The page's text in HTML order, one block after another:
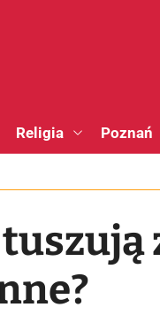
Religia Poznań
tuszują